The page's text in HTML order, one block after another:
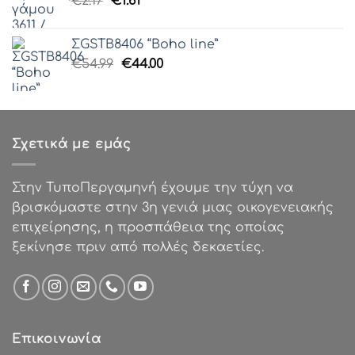
€2.17.είναι:
€1.61.
ΣGSTB8406 “Boho line”
€54.99 Original
€54.99.
€44.00Η
είναι:
Σχετικά με εμάς
Στην ΤυποΠεργαμηνή έχουμε την τύχη να
βρισκόμαστε στην 3η γενιά μιας οικογενειακής
επιχείρησης, η προσπάθεια της οποίας
ξεκίνησε πριν από πολλές δεκαετίες.
Επικοινωνία